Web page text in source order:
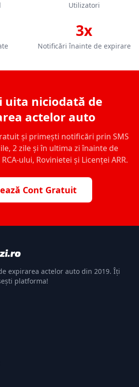
Utilizatori
3x
Notificări înainte de expirare
uita niciodată de
actelor auto
și primești notificări prin SMS
2 zile și în ultima zi înainte de
ului, Rovinietei și Licenței ARR.
Cont Gratuit
expirarea actelor auto din 2019. Îți
platforma!